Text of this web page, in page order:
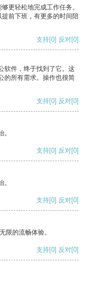
更轻松地完成工作任务。
前下班，有更多的时间陪
支持[0] 反对[0]
软件，终于找到了它。这
的所有需求。操作也很简
支持[0] 反对[0]
支持[0] 反对[0]
支持[0] 反对[0]
限的流畅体验。
支持[0] 反对[0]